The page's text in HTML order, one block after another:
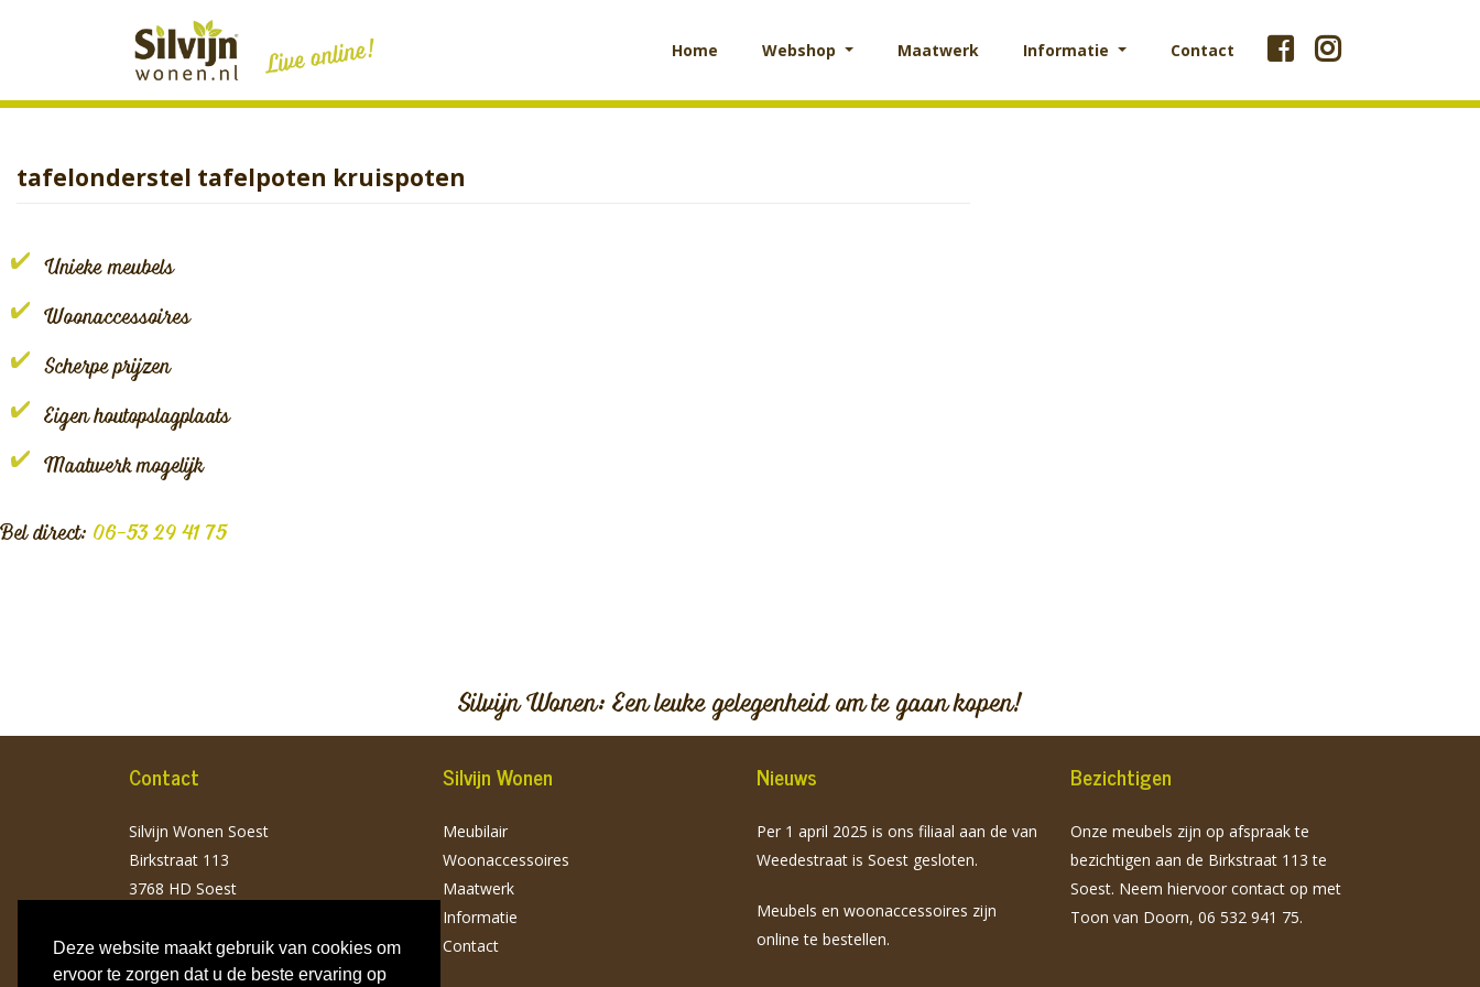
Deze website maakt gebruik van cookies om
ervoor te zorgen dat u de beste ervaring op
Home Webshop Maatwerk Informatie Contact
tafelonderstel tafelpoten kruispoten
Unieke meubels
Woonaccessoires
Scherpe prijzen
Eigen houtopslagplaats
Maatwerk mogelijk
Bel direct: 06-53 29 41 75
Silvijn Wonen: Een leuke gelegenheid om te gaan kopen!
Contact
Silvijn Wonen Soest
Birkstraat 113
3768 HD Soest
info@silvijnwonen.nl
Silvijn Wonen
Meubilair
Woonaccessoires
Maatwerk
Informatie
Contact
Nieuws
Per 1 april 2025 is ons filiaal aan de van
Weedestraat is Soest gesloten.
Meubels en woonaccessoires zijn
online te bestellen.
Bezichtigen
Onze meubels zijn op afspraak te
bezichtigen aan de Birkstraat 113 te
Soest. Neem hiervoor contact op met
Toon van Doorn, 06 532 941 75.